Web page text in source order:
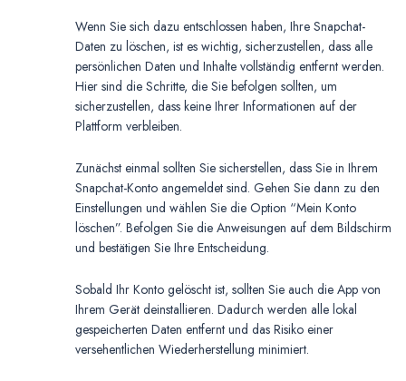
Wenn Sie sich dazu entschlossen haben, Ihre Snapchat-
Daten zu löschen, ist es wichtig, sicherzustellen, dass alle
persönlichen Daten und Inhalte vollständig entfernt werden.
Hier sind die Schritte, die Sie befolgen sollten, um
sicherzustellen, dass keine Ihrer Informationen auf der
Plattform verbleiben.
Zunächst einmal sollten Sie sicherstellen, dass Sie in Ihrem
Snapchat-Konto angemeldet sind. Gehen Sie dann zu den
Einstellungen und wählen Sie die Option “Mein Konto
löschen”. Befolgen Sie die Anweisungen auf dem Bildschirm
und bestätigen Sie Ihre Entscheidung.
Sobald Ihr Konto gelöscht ist, sollten Sie auch die App von
Ihrem Gerät deinstallieren. Dadurch werden alle lokal
gespeicherten Daten entfernt und das Risiko einer
versehentlichen Wiederherstellung minimiert.